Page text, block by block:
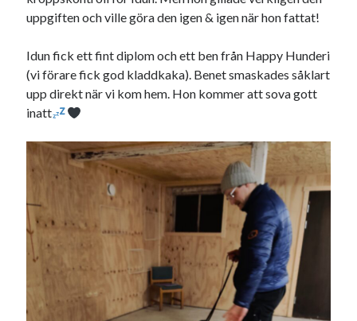
UPPTÄCKSFÄRD
VI TRÄNAR VIDARE!
Kategorier
Extrahästar(58)
Hållidej
(276)
Heart of Hope
Heart Paal
Idun (141)
Källhults Spotless
Min Träning (220)
Ninlil
Personligt/Åsikter
(161)
uppgiften och ville göra den igen & igen när hon fattat!
Idun fick ett fint diplom och ett ben från Happy Hunderi
(vi förare fick god kladdkaka). Benet smaskades såklart
upp direkt när vi kom hem. Hon kommer att sova gott
inatt